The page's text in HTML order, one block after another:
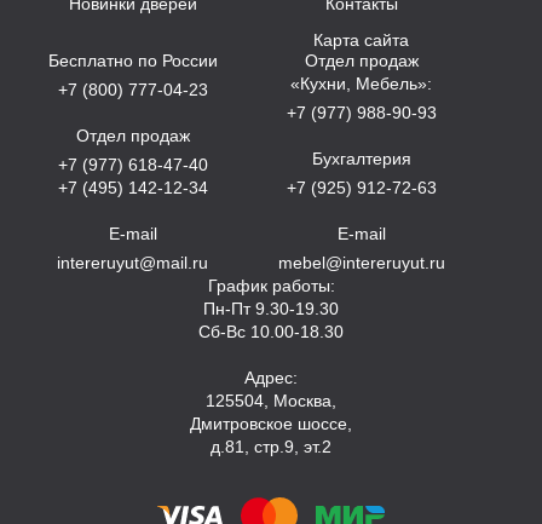
Карта сайта
Бесплатно по России
+7 (800) 777-04-23
Отдел продаж
+7 (977) 618-47-40
+7 (495) 142-12-34
E-mail
intereruyut@mail.ru
Отдел продаж
«Кухни, Мебель»:
+7 (977) 988-90-93
Бухгалтерия
+7 (925) 912-72-63
E-mail
mebel@intereruyut.ru
График работы:
Пн-Пт 9.30-19.30
Сб-Вс 10.00-18.30
Адрес:
125504, Москва,
Дмитровское шоссе,
д.81, стр.9, эт.2